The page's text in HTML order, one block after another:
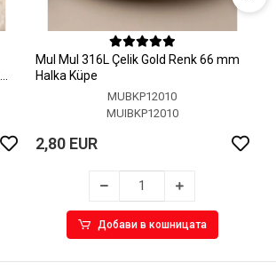
MuI MuI 316L Çelik Gold Renk 66 mm
Halka Küpe
MUBKP12010
MUIBKP12010
2,80 EUR
Добави в кошницата